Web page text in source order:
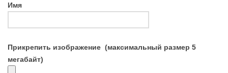
Имя
Прикрепить изображение (максимальный размер 5
мегабайт)